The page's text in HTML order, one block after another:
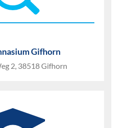
Gifhorn
2, 38518 Gifhorn